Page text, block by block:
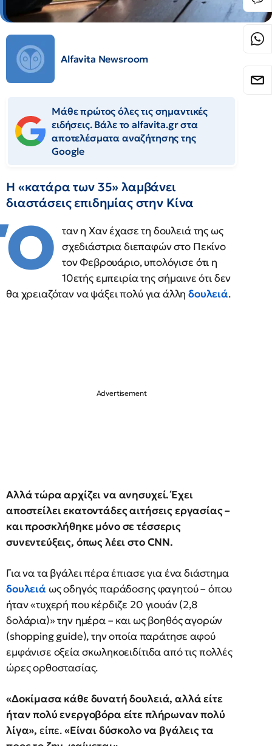
Alfavita Newsroom
Μάθε πρώτος όλες τις σημαντικές
ειδήσεις. Βάλε το alfavita.gr στα
αποτελέσματα αναζήτησης της
Google
Η «κατάρα των 35» λαμβάνει
διαστάσεις επιδημίας στην Κίνα
Ό ταν η Χαν έχασε τη δουλειά της ως
σχεδιάστρια διεπαφών στο Πεκίνο
τον Φεβρουάριο, υπολόγισε ότι η
10ετής εμπειρία της σήμαινε ότι δεν
θα χρειαζόταν να ψάξει πολύ για άλληδουλειά.
Αλλά τώρα αρχίζει να ανησυχεί. Έχει
αποστείλει εκατοντάδες αιτήσεις εργασίας –
και προσκλήθηκε μόνο σε τέσσερις
συνεντεύξεις, όπως λέει στο CNN.
Για να τα βγάλει πέρα έπιασε για ένα διάστημα
δουλειά ως οδηγός παράδοσης φαγητού – όπου
ήταν «τυχερή που κέρδιζε 20 γιουάν (2,8
δολάρια)» την ημέρα – και ως βοηθός αγορών
(shopping guide), την οποία παράτησε αφού
εμφάνισε οξεία σκωληκοειδίτιδα από τις πολλές
ώρες ορθοστασίας.
«Δοκίμασα κάθε δυνατή δουλειά, αλλά είτε
ήταν πολύ ενεργοβόρα είτε πλήρωναν πολύ
λίγα», είπε.«Είναι δύσκολο να βγάλεις τα